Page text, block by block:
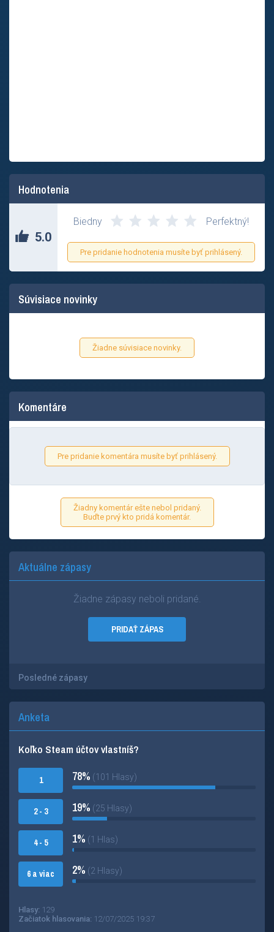
Hodnotenia
5.0
Biedny Perfektný!
Pre pridanie hodnotenia musíte byť prihlásený.
Súvisiace novinky
Žiadne súvisiace novinky.
Komentáre
Pre pridanie komentára musíte byť prihlásený.
Žiadny komentár ešte nebol pridaný.
Buďte prvý kto pridá komentár.
Aktuálne zápasy
Žiadne zápasy neboli pridané.
PRIDAŤ ZÁPAS
Posledné zápasy
Anketa
Koľko Steam účtov vlastníš?
1
2 - 3
4 - 5
6 a viac
78% (101 Hlasy)
19% (25 Hlasy)
1% (1 Hlas)
2% (2 Hlasy)
Hlasy: 129
Začiatok hlasovania: 12/07/2025 19:37